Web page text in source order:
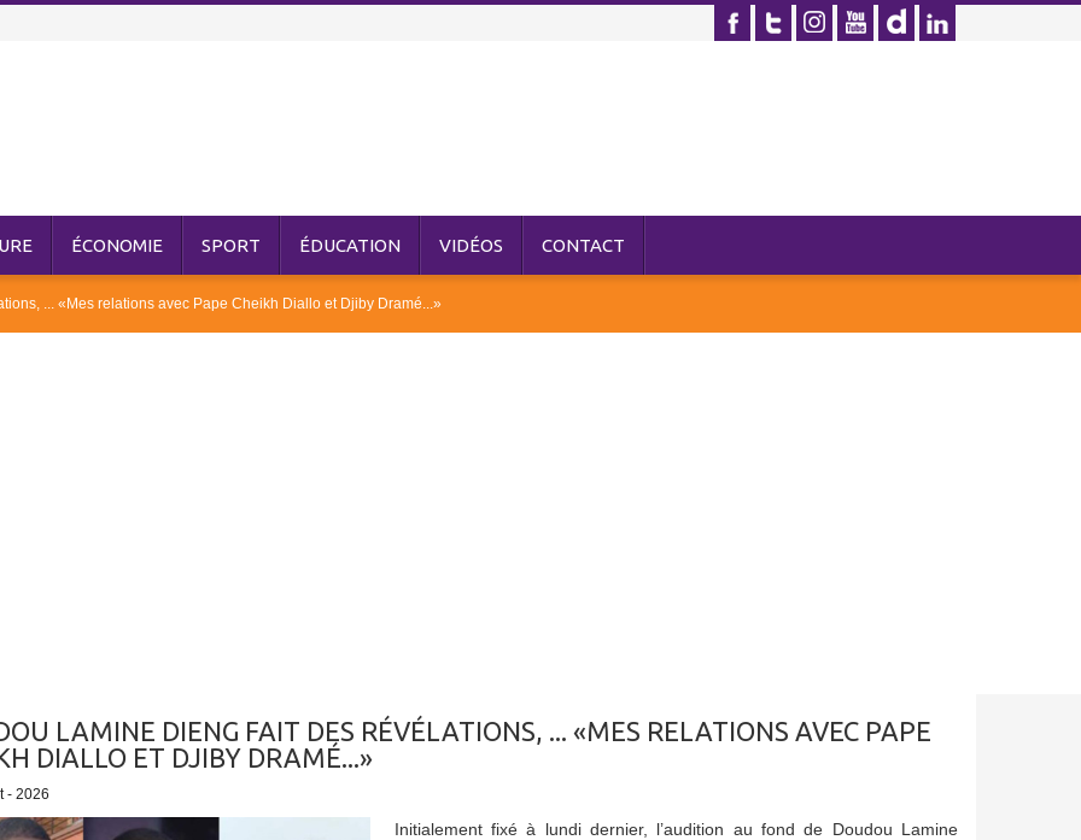
ÉCONOMIE SPORT ÉDUCATION VIDÉOS CONTACT
... «Mes relations avec Pape Cheikh Diallo et Djiby Dramé...»
LAMINE DIENG FAIT DES RÉVÉLATIONS, ... «MES RELATIONS AVEC PAPE
DIALLO ET DJIBY DRAMÉ...»
- 2026
Initialement fixé à lundi dernier, l’audition au fond de Doudou Lamine